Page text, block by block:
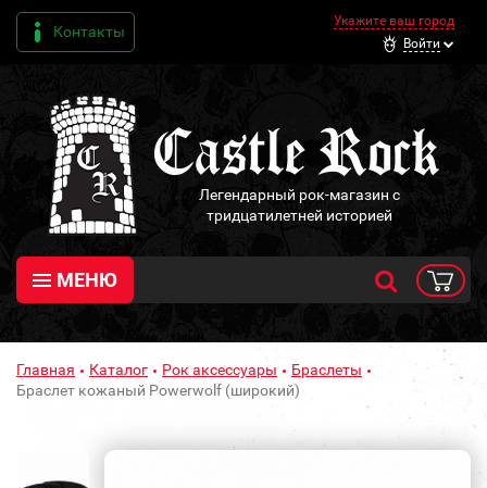
Контакты
Укажите ваш город
Войти
Легендарный рок-магазин с
тридцатилетней историей
МЕНЮ
Главная Каталог Рок аксессуары
Браслеты
Браслет кожаный Powerwolf (широкий)